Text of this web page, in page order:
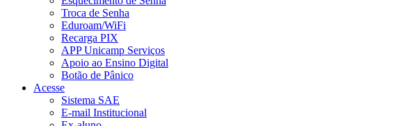
Troca de Senha
Eduroam/WiFi
Recarga PIX
APP Unicamp Serviços
Apoio ao Ensino Digital
Botão de Pânico
Acesse
Sistema SAE
E-mail Institucional